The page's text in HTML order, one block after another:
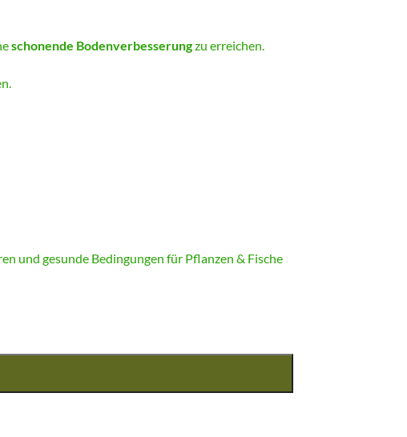
schonende Bodenverbesserungzu erreichen.
und gesunde Bedingungen für Pflanzen & Fische